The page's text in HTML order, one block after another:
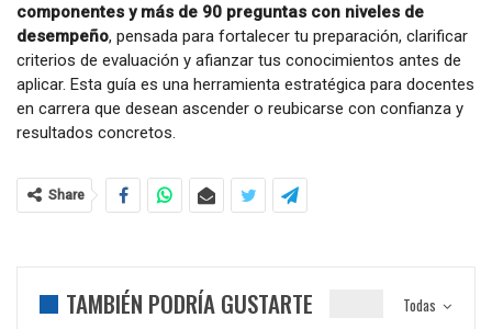
componentes y más de 90 preguntas con niveles de
desempeño, pensada para fortalecer tu preparación, clarificar
criterios de evaluación y afianzar tus conocimientos antes de
aplicar. Esta guía es una herramienta estratégica para docentes
en carrera que desean ascender o reubicarse con confianza y
resultados concretos.
Share
Todas
TAMBIÉN PODRÍA GUSTARTE